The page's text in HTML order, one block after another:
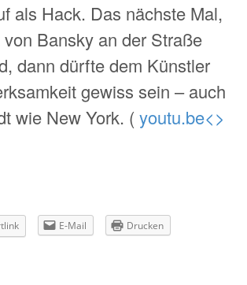
als Hack. Das nächste Mal,
Bansky an der Straße
dann dürfte dem Künstler
gewiss sein – auch
wie New York. (youtu.be<>
E-Mail Drucken